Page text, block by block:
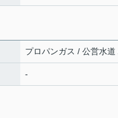
プロパンガス / 公営水
-